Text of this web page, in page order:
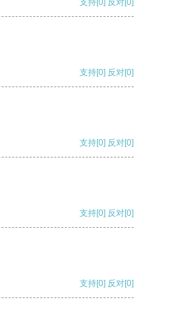
支持[0] 反对[0]
支持[0] 反对[0]
支持[0] 反对[0]
支持[0] 反对[0]
支持[0] 反对[0]